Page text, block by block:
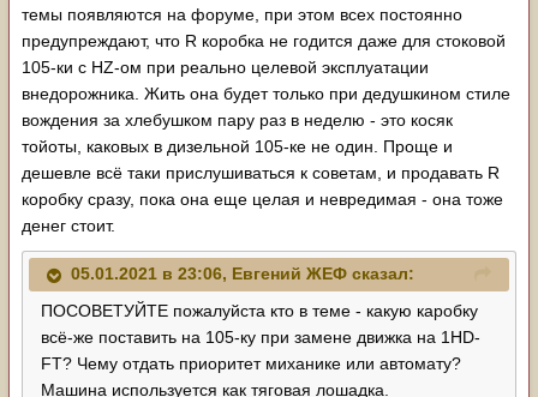
темы появляются на форуме, при этом всех постоянно
предупреждают, что R коробка не годится даже для стоковой
105-ки с HZ-ом при реально целевой эксплуатации
внедорожника. Жить она будет только при дедушкином стиле
вождения за хлебушком пару раз в неделю - это косяк
тойоты, каковых в дизельной 105-ке не один. Проще и
дешевле всё таки прислушиваться к советам, и продавать R
коробку сразу, пока она еще целая и невредимая - она тоже
денег стоит.
05.01.2021 в 23:06, Евгений ЖЕФ сказал:
ПОСОВЕТУЙТЕ пожалуйста кто в теме - какую каробку
всё-же поставить на 105-ку при замене движка на 1HD-
FT? Чему отдать приоритет миханике или автомату?
Машина используется как тяговая лошадка.